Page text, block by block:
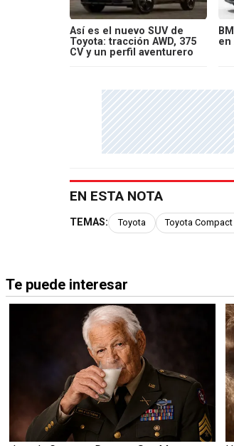
Así es el nuevo SUV de
Toyota: tracción AWD, 375
CV y un perfil aventurero
en
EN ESTA NOTA
TEMAS: Toyota Toyota Compact